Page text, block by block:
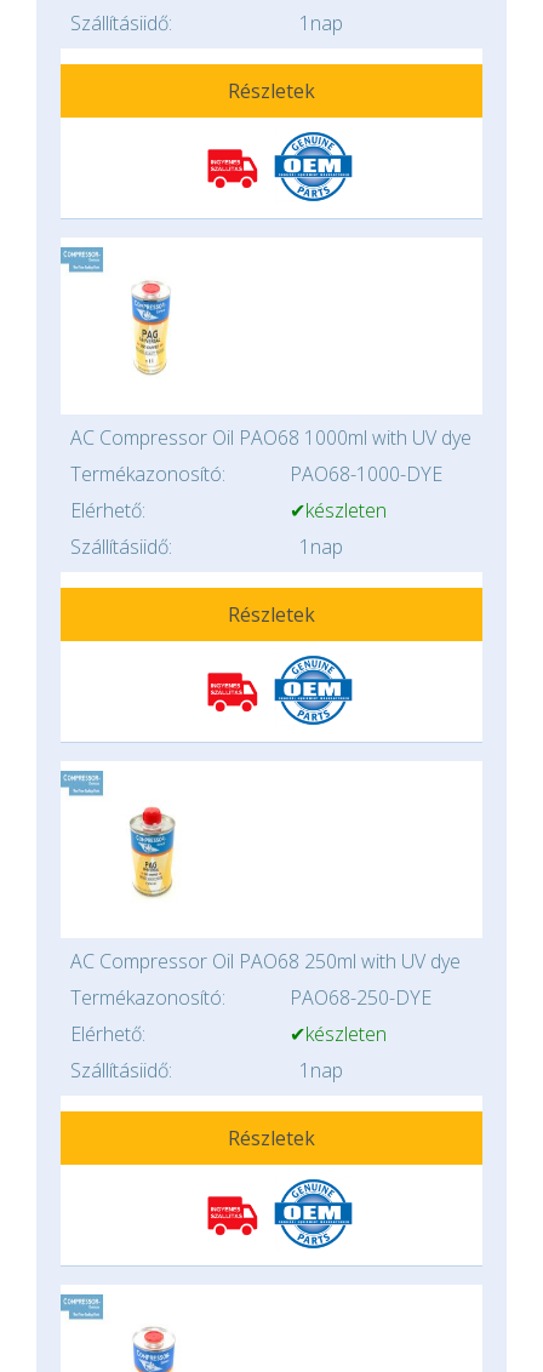
Szállításiidő: 1nap
Részletek
AC Compressor Oil PAO68 1000ml with UV dye
Termékazonosító:
PAO68-1000-DYE
Elérhető:
✔készleten
Szállításiidő:
1nap
Részletek
AC Compressor Oil PAO68 250ml with UV dye
Termékazonosító:
PAO68-250-DYE
Elérhető:
✔készleten
Szállításiidő:
1nap
Részletek